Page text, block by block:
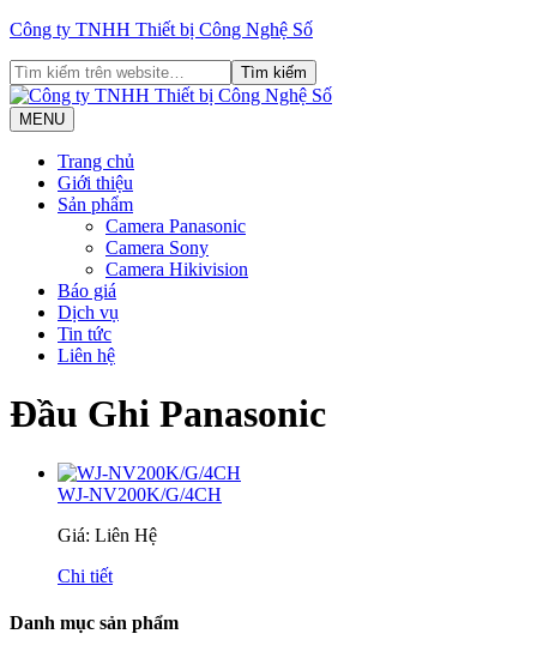
Công ty TNHH Thiết bị Công Nghệ Số
MENU
Trang chủ
Giới thiệu
Sản phẩm
Camera Panasonic
Camera Sony
Camera Hikivision
Báo giá
Dịch vụ
Tin tức
Liên hệ
Đầu Ghi Panasonic
WJ-NV200K/G/4CH
Giá: Liên Hệ
Chi tiết
Danh mục sản phẩm